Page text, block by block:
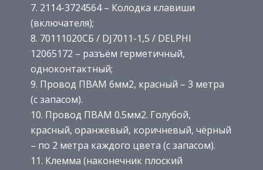
7. 2114-3724564 – Колодка клавиши
(включателя);
8. 70111020СБ / DJ7011-1,5 / DELPHI
12065172 – разъём герметичный,
одноконтактный;
9. Провод ПВАМ 6мм2, красный – 3 метра
(с запасом).
10. Провод ПВАМ 0.5мм2. Голубой,
красный, оранжевый, коричневый, чёрный
– по 2 метра каждого цвета (с запасом).
11. Клемма (наконечник плоский